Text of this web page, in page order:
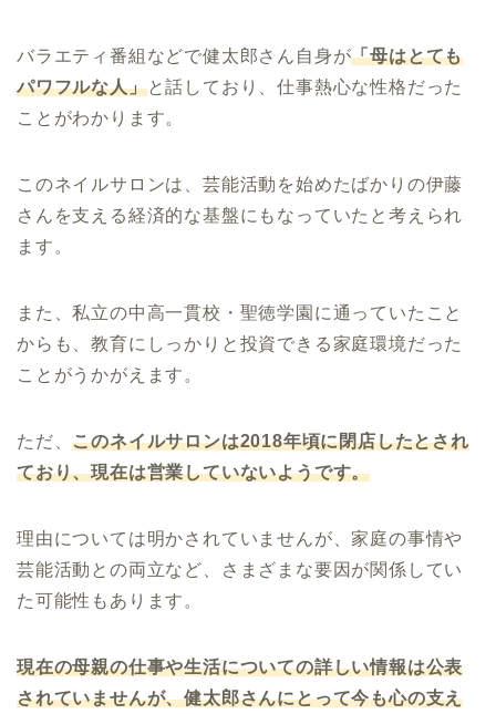
バラエティ番組などで健太郎さん自身が「母はとても
パワフルな人」と話しており、仕事熱心な性格だった
ことがわかります。
このネイルサロンは、芸能活動を始めたばかりの伊藤
さんを支える経済的な基盤にもなっていたと考えられ
ます。
また、私立の中高一貫校・聖徳学園に通っていたこと
からも、教育にしっかりと投資できる家庭環境だった
ことがうかがえます。
ただ、このネイルサロンは2018年頃に閉店したとされ
ており、現在は営業していないようです。
理由については明かされていませんが、家庭の事情や
芸能活動との両立など、さまざまな要因が関係してい
た可能性もあります。
現在の母親の仕事や生活についての詳しい情報は公表
されていませんが、健太郎さんにとって今も心の支え